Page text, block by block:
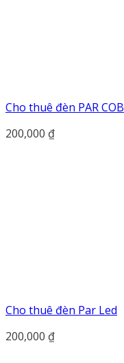
Cho thuê đèn PAR COB
200,000 ₫
Cho thuê đèn Par Led
200,000 ₫